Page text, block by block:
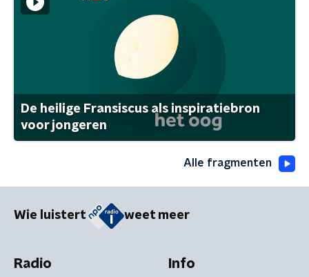
De heilige Fransiscus als inspiratiebron
voor jongeren
Alle fragmenten
Wie luistert weet meer
Radio Info